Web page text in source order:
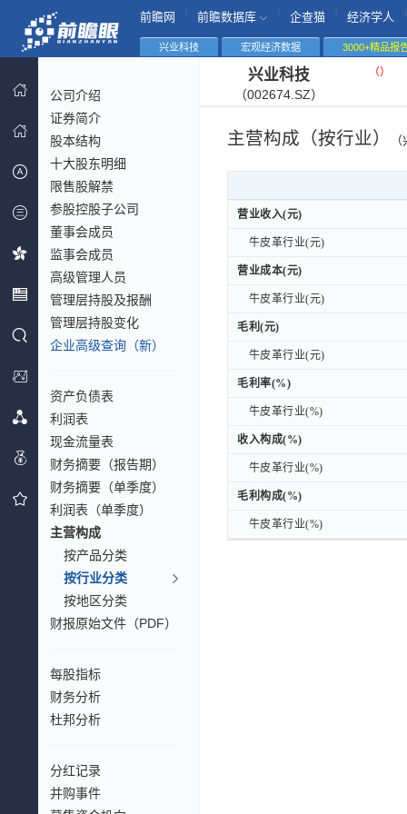
前瞻网 前瞻数据库 企查猫 经济学人
兴业科技 宏观经济数据 3000+精品报
公司介绍
证券简介
股本结构
十大股东明细
限售股解禁
参股控股子公司
董事会成员
监事会成员
高级管理人员
管理层持股及报酬
管理层持股变化
企业高级查询（新）
资产负债表
利润表
现金流量表
财务摘要（报告期）
财务摘要（单季度）
利润表（单季度）
主营构成
按产品分类
按行业分类
按地区分类
财报原始文件（PDF）
每股指标
财务分析
杜邦分析
分红记录
并购事件
兴业科技
（002674.SZ）
（）
主营构成（按行业）
营业收入(元)
牛皮革行业(元)
营业成本(元)
牛皮革行业(元)
毛利(元)
牛皮革行业(元)
毛利率(%)
牛皮革行业(%)
收入构成(%)
牛皮革行业(%)
毛利构成(%)
牛皮革行业(%)
营业收入(元)
牛皮革行业(元)
营业成本(元)
牛皮革行业(元)
毛利(元)
牛皮革行业(元)
毛利率(%)
牛皮革行业(%)
收入构成(%)
牛皮革行业(%)
毛利构成(%)
牛皮革行业(%)